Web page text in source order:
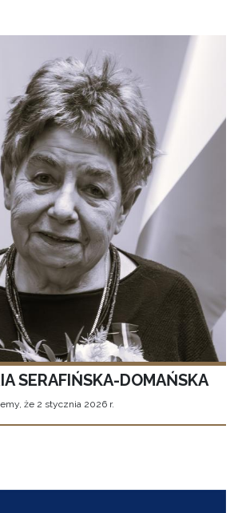
SERAFIŃSKA-DOMAŃSKA
że 2 stycznia 2026 r.